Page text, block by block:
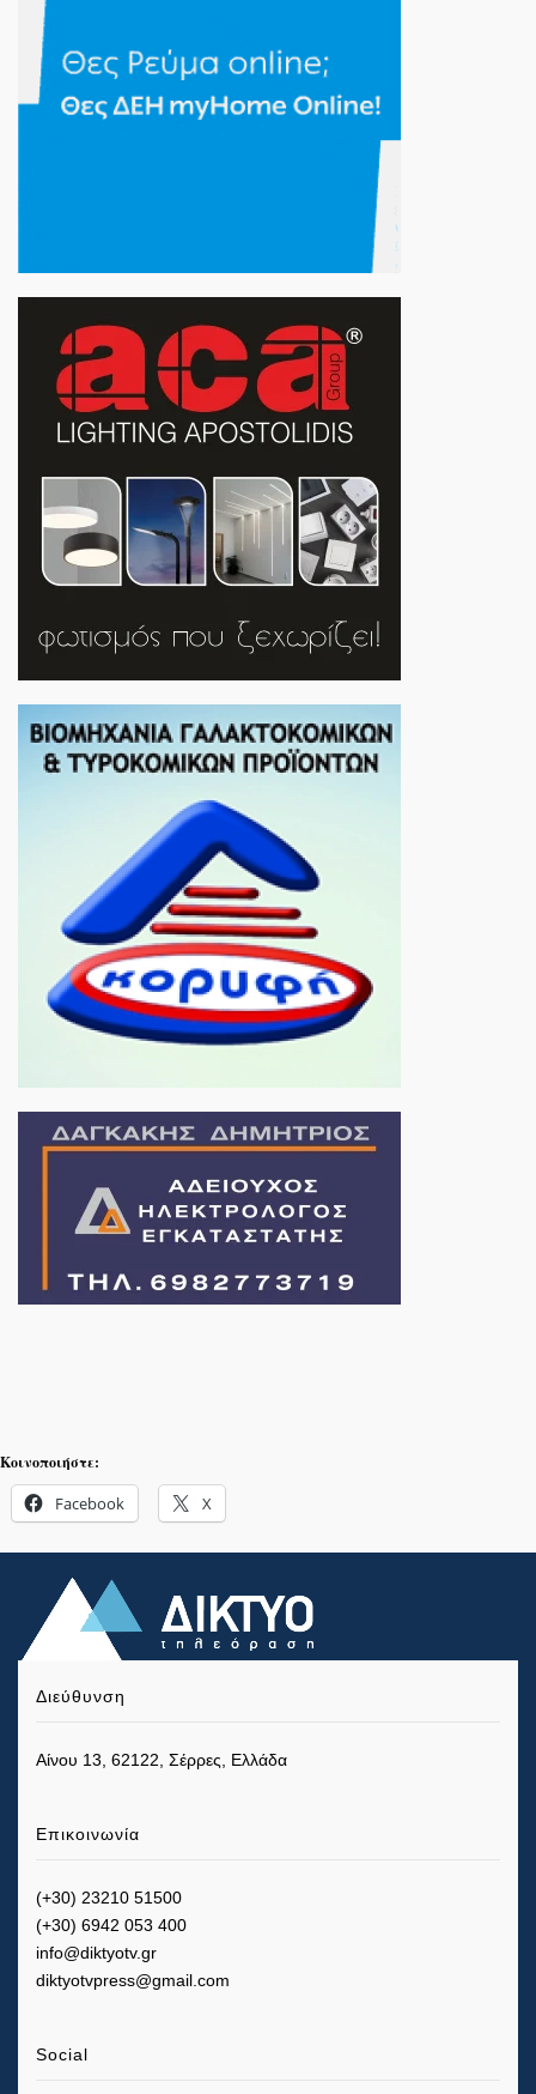
Κοινοποιήστε:
Facebook X
Διεύθυνση
Αίνου 13, 62122, Σέρρες, Ελλάδα
Επικοινωνία
(+30) 23210 51500
(+30) 6942 053 400
info@diktyotv.gr
diktyotvpress@gmail.com
Social